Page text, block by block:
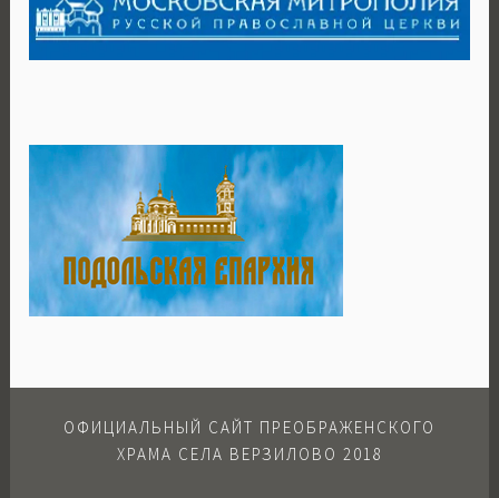
ОФИЦИАЛЬНЫЙ САЙТ ПРЕОБРАЖЕНСКОГО
ХРАМА СЕЛА ВЕРЗИЛОВО 2018